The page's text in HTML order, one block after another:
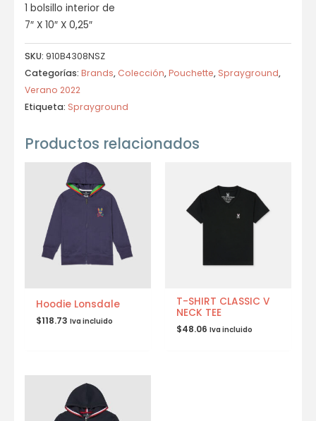
1 bolsillo interior de
7″ X 10″ X 0,25″
SKU: 910B4308NSZ
Categorías: Brands, Colección,Pouchette, Sprayground,
Verano 2022
Etiqueta: Sprayground
Productos relacionados
Hoodie Lonsdale
$118.73 Iva incluido
T-SHIRT CLASSIC V
NECK TEE
$48.06 Iva incluido